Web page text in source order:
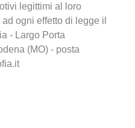
legittimi al loro
ogni effetto di legge il
- Largo Porta
(MO) - posta